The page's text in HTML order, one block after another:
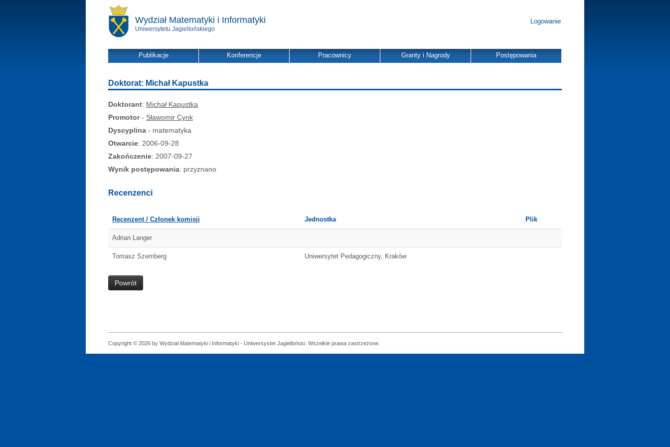
Wydział Matematyki i Informatyki
Uniwersytetu Jagiellońskiego
Logowanie
Publikacje Konferencje Pracownicy Granty i Nagrody Postępowania
Doktorat: Michał Kapustka
Doktorant: Michał Kapustka
Promotor- Sławomir Cynk
Dyscyplina - matematyka
Otwarcie: 2006-09-28
Zakończenie: 2007-09-27
Wynik postępowania: przyznano
Recenzenci
Recenzent / Członek komisji Jednostka Plik
Adrian Langer
Tomasz Szemberg Uniwersytet Pedagogiczny, Kraków
Powrót
Copyright © 2026 by Wydział Matematyki i Informatyki - Uniwersystet Jagielloński. Wszelkie prawa zastrzeżone.